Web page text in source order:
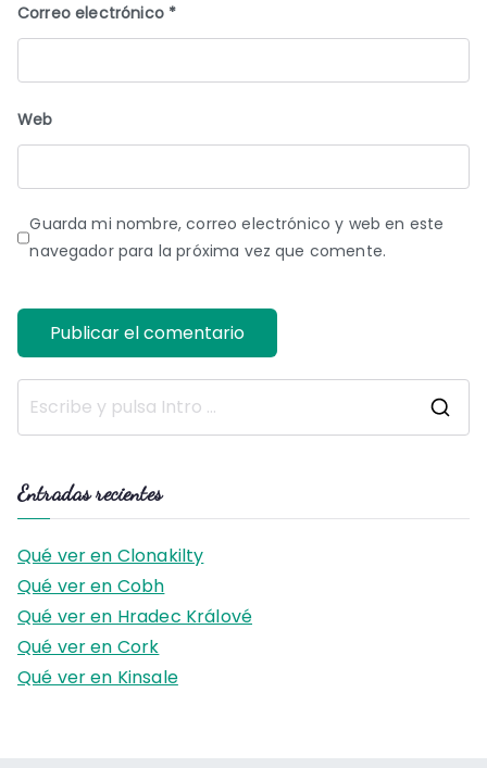
Correo electrónico *
Web
Guarda mi nombre, correo electrónico y web en este
navegador para la próxima vez que comente.
Entradas recientes
Qué ver en Clonakilty
Qué ver en Cobh
Qué ver en Hradec Králové
Qué ver en Cork
Qué ver en Kinsale